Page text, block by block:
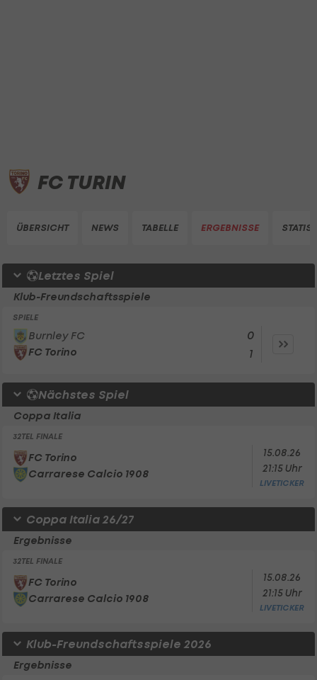
FC TURIN
ÜBERSICHT NEWS TABELLE ERGEBNISSE
Letztes Spiel
Klub-Freundschaftsspiele
SPIELE
Burnley FC
FC Torino
0
1
Nächstes Spiel
Coppa Italia
32TEL FINALE
FC Torino
Carrarese Calcio 1908
15.08.26
21:15 Uhr
LIVETICKER
Coppa Italia 26/27
Ergebnisse
32TEL FINALE
FC Torino
Carrarese Calcio 1908
15.08.26
21:15 Uhr
LIVETICKER
Klub-Freundschaftsspiele 2026
Ergebnisse